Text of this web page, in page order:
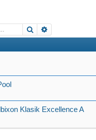
Suche
Klasik Excellence A